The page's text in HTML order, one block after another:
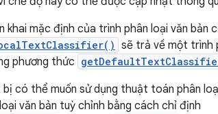
khai mặc định của trình phân loại văn
sẽ trả về một trình
phương thức
có thể muốn sử dụng thuật toán phân
văn bản tuỳ chỉnh bằng cách chỉ định